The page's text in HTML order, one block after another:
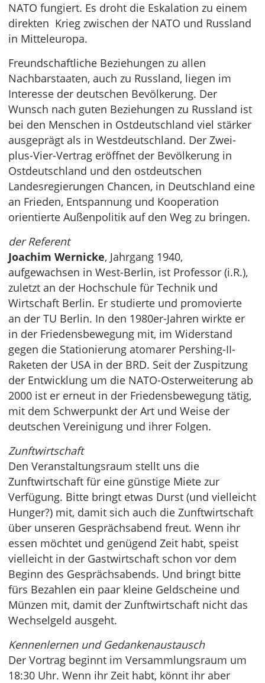
NATO fungiert. Es droht die Eskalation zu einem
direkten Krieg zwischen der NATO und Russland
in Mitteleuropa.
Freundschaftliche Beziehungen zu allen
Nachbarstaaten, auch zu Russland, liegen im
Interesse der deutschen Bevölkerung. Der
Wunsch nach guten Beziehungen zu Russland ist
bei den Menschen in Ostdeutschland viel stärker
ausgeprägt als in Westdeutschland. Der Zwei-
plus-Vier-Vertrag eröffnet der Bevölkerung in
Ostdeutschland und den ostdeutschen
Landesregierungen Chancen, in Deutschland eine
an Frieden, Entspannung und Kooperation
orientierte Außenpolitik auf den Weg zu bringen.
der Referent
Joachim Wernicke, Jahrgang 1940,
aufgewachsen in West-Berlin, ist Professor (i.R.),
zuletzt an der Hochschule für Technik und
Wirtschaft Berlin. Er studierte und promovierte
an der TU Berlin. In den 1980er-Jahren wirkte er
in der Friedensbewegung mit, im Widerstand
gegen die Stationierung atomarer Pershing-II-
Raketen der USA in der BRD. Seit der Zuspitzung
der Entwicklung um die NATO-Osterweiterung ab
2000 ist er erneut in der Friedensbewegung tätig,
mit dem Schwerpunkt der Art und Weise der
deutschen Vereinigung und ihrer Folgen.
Zunftwirtschaft
Den Veranstaltungsraum stellt uns die
Zunftwirtschaft für eine günstige Miete zur
Verfügung. Bitte bringt etwas Durst (und vielleicht
Hunger?) mit, damit sich auch die Zunftwirtschaft
über unseren Gesprächsabend freut. Wenn ihr
essen möchtet und genügend Zeit habt, speist
vielleicht in der Gastwirtschaft schon vor dem
Beginn des Gesprächsabends. Und bringt bitte
fürs Bezahlen ein paar kleine Geldscheine und
Münzen mit, damit der Zunftwirtschaft nicht das
Wechselgeld ausgeht.
Kennenlernen und Gedankenaustausch
Der Vortrag beginnt im Versammlungsraum um
18:30 Uhr. Wenn ihr Zeit habt, könnt ihr aber